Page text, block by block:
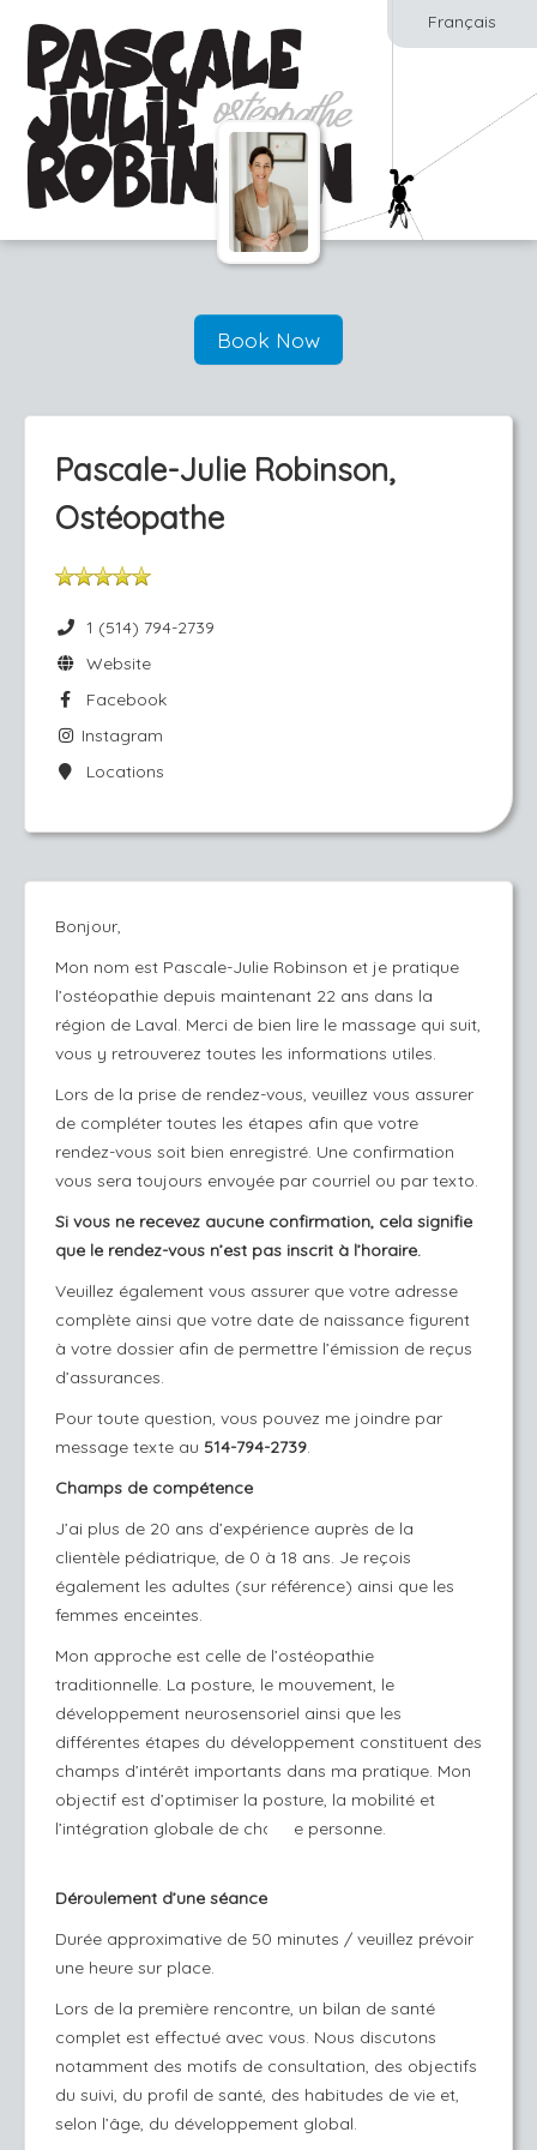
Français
Book Now
Pascale-Julie Robinson,
Ostéopathe
1 (514) 794-2739
Website
Facebook
Instagram
Locations
Bonjour,
Mon nom est Pascale-Julie Robinson et je pratique
l’ostéopathie depuis maintenant 22 ans dans la
région de Laval. Merci de bien lire le massage qui suit,
vous y retrouverez toutes les informations utiles.
Lors de la prise de rendez-vous, veuillez vous assurer
de compléter toutes les étapes afin que votre
rendez-vous soit bien enregistré. Une confirmation
vous sera toujours envoyée par courriel ou par texto.
Si vous ne recevez aucune confirmation, cela signifie
que le rendez-vous n’est pas inscrit à l’horaire.
Veuillez également vous assurer que votre adresse
complète ainsi que votre date de naissance figurent
à votre dossier afin de permettre l’émission de reçus
d’assurances.
Pour toute question, vous pouvez me joindre par
message texte au 514-794-2739.
Champs de compétence
J’ai plus de 20 ans d’expérience auprès de la
clientèle pédiatrique, de 0 à 18 ans. Je reçois
également les adultes (sur référence) ainsi que les
femmes enceintes.
Mon approche est celle de l’ostéopathie
traditionnelle. La posture, le mouvement, le
développement neurosensoriel ainsi que les
différentes étapes du développement constituent des
champs d’intérêt importants dans ma pratique. Mon
objectif est d’optimiser la posture, la mobilité et
l’intégration globale de chaque personne.
Déroulement d’une séance
Durée approximative de 50 minutes / veuillez prévoir
une heure sur place.
Lors de la première rencontre, un bilan de santé
complet est effectué avec vous. Nous discutons
notamment des motifs de consultation, des objectifs
du suivi, du profil de santé, des habitudes de vie et,
selon l’âge, du développement global.